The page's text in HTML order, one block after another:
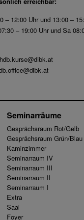
– 12:00 Uhr und 13:00 –
– 19:00 Uhr und Sa
hdb.kurse@dibk.at
Seminarräume
Gesprächsraum Rot/Gelb
Gesprächsraum Grün/Blau
Kaminzimmer
Seminarraum IV
Seminarraum III
Seminarraum II
Seminarraum I
Extra
Saal
Foyer